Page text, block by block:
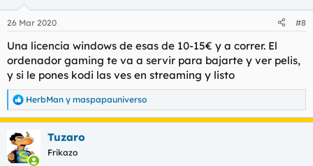
e
:
26 Mar 2020 #8
Una licencia windows de esas de 10-15€ y a correr. El
ordenador gaming te va a servir para bajarte y ver pelis,
y si le pones kodi las ves en streaming y listo
R
e
a
c
c
i
HerbMan y maspapauniverso
Tuzaro
Frikazo